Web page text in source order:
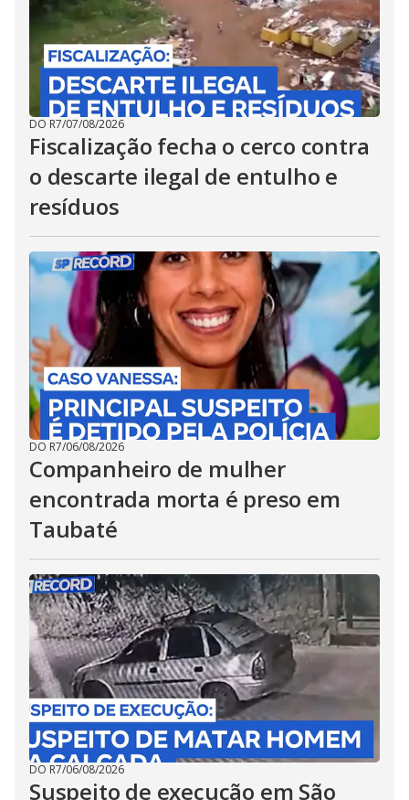
DO R7/07/08/2026
Fiscalização fecha o cerco contra
o descarte ilegal de entulho e
resíduos
DO R7/06/08/2026
Companheiro de mulher
encontrada morta é preso em
Taubaté
DO R7/06/08/2026
Suspeito de execução em São